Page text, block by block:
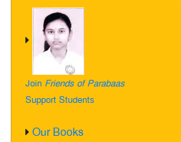
Join Friends of Parabaas
Support Students
Our Books